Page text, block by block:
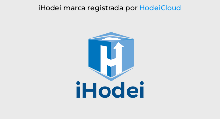
iHodei marca registrada por HodeiCloud